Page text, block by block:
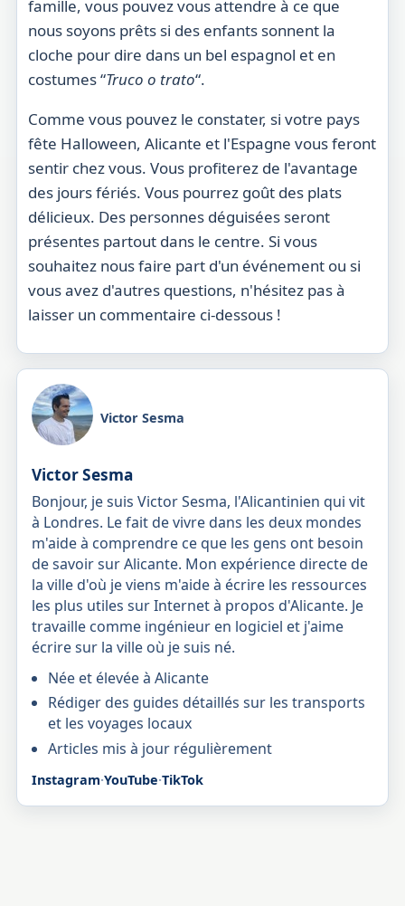
famille, vous pouvez vous attendre à ce que
nous soyons prêts si des enfants sonnent la
cloche pour dire dans un bel espagnol et en
costumes“Truco o trato“.
Comme vous pouvez le constater, si votre pays
fête Halloween, Alicante et l'Espagne vous feront
sentir chez vous. Vous profiterez de l'avantage
des jours fériés. Vous pourrez goûtdes plats
délicieux. Des personnes déguisées seront
présentes partout dans le centre. Si vous
souhaitez nous faire part d'un événement ou si
vous avez d'autres questions, n'hésitez pas à
laisser un commentaire ci-dessous !
Victor Sesma
Victor Sesma
Bonjour, je suis Victor Sesma, l'Alicantinien qui vit
à Londres. Le fait de vivre dans les deux mondes
m'aide à comprendre ce que les gens ont besoin
de savoir sur Alicante. Mon expérience directe de
la ville d'où je viens m'aide à écrire les ressources
les plus utiles sur Internet à propos d'Alicante. Je
travaille comme ingénieur en logiciel et j'aime
écrire sur la ville où je suis né.
Née et élevée à Alicante
Rédiger des guides détaillés sur les transports
et les voyages locaux
Articles mis à jour régulièrement
Instagram·YouTube·TikTok